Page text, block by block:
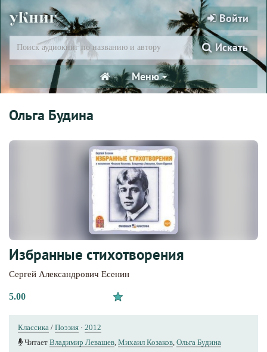
уКниг Войти
Искать
Меню
Ольга Будина
Избранные стихотворения
Сергей Александрович Есенин
5.00
Классика / Поэзия · 2012
Читает Владимир Левашев, Михаил Козаков, Ольга Будина